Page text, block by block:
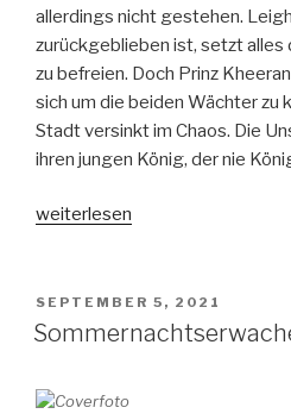
allerdings nicht gestehen.
zurückgeblieben ist, setzt alles
zu befreien. Doch Prinz
sich um die beiden Wächter zu
Stadt versinkt im Chaos. Die
ihren jungen König, der nie
„Die
Dunkelheit
Band
Magieflimmern“
weiterlesen
VERÖFFENTLICHT
AM
SEPTEMBER 5, 2021